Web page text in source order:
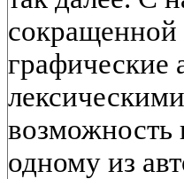
сокращенной
графические
возможность
одному из